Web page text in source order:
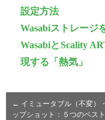
設定方法
Wasabiストレージ
WasabiとScality
現する「熱気」
← イミュータブル（不変）
ップショット：５つのベス